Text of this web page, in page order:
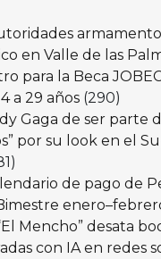
en Valle de las
para la Beca
a 29 años (290)
Gaga de ser parte
por su look en el
de pago de
Mencho” desata
con IA en redes